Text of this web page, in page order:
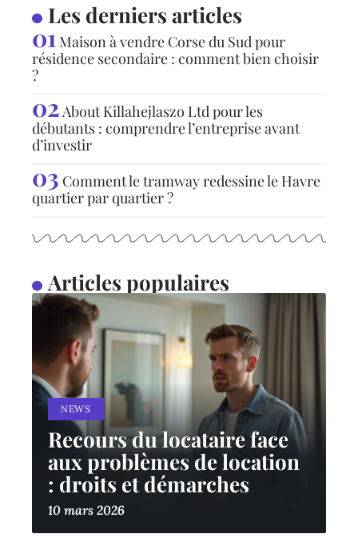
Les derniers articles
Maison à vendre Corse du Sud pour
résidence secondaire : comment bien choisir
?
About Killahejlaszo Ltd pour les
débutants : comprendre l’entreprise avant
d’investir
Comment le tramway redessine le Havre
quartier par quartier ?
Articles populaires
NEWS
Recours du locataire face
aux problèmes de location
: droits et démarches
10 mars 2026